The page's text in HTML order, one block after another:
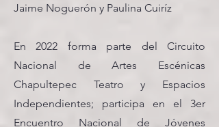
Jaime Noguerón y Paulina Cuiríz
En 2022 forma parte del Circuito
Nacional de Artes Escénicas
Chapultepec Teatro y Espacios
Independientes; participa en el 3er
Encuentro Nacional de Jóvenes